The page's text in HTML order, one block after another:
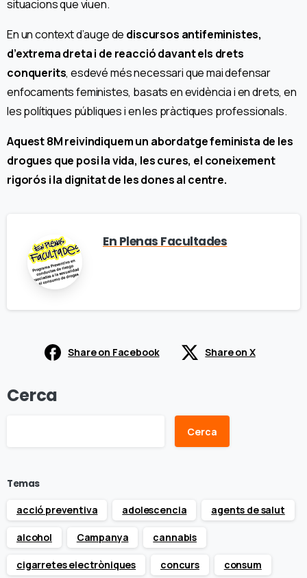
situacions que viuen.
En un context d’auge de discursos antifeministes,
d’extrema dreta i de reacció davant els drets
conquerits, esdevé més necessari que mai defensar
enfocaments feministes, basats en evidència i en drets, en
les polítiques públiques i en les pràctiques professionals.
Aquest 8M reivindiquem un abordatge feminista de les
drogues que posi la vida, les cures, el coneixement
rigorós i la dignitat de les dones al centre.
En Plenas Facultades
Share on Facebook Share on X
Cerca
Cerca
Temas
acció preventiva
adolescencia agents de salut
alcohol Campanya cannabis
cigarretes electròniques concurs consum